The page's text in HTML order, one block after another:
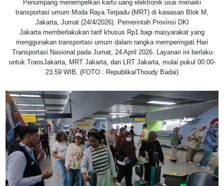
Penumpang menempelkan kartu uang elektronik usai menaiki
transportasi umum Moda Raya Terpadu (MRT) di kawasan Blok M,
Jakarta, Jumat (24/4/2026). Pemerintah Provinsi DKI
Jakarta memberlakukan tarif khusus Rp1 bagi masyarakat yang
menggunakan transportasi umum dalam rangka memperingati Hari
Transportasi Nasional pada Jumat, 24 April 2026. Layanan ini berlaku
untuk TransJakarta, MRT Jakarta, dan LRT Jakarta, mulai pukul 00.00-
23.59 WIB. (FOTO : Republika/Thoudy Badai)